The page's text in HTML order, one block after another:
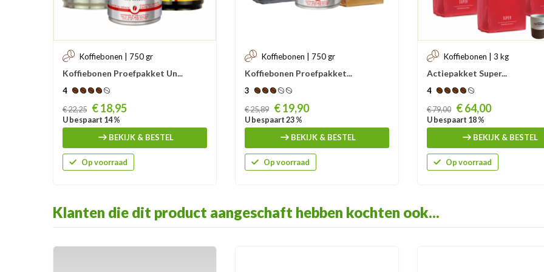
Koffiebonen | 750 gr
Koffiebonen Proefpakket Un...
4
Prijs
€ 22,25 € 18,95
U bespaart 14 %
BEKIJK & BESTEL
Op voorraad
Koffiebonen | 750 gr
Koffiebonen Proefpakket...
3
Prijs
€ 25,89 € 19,90
U bespaart 23 %
BEKIJK & BESTEL
Op voorraad
Koffiebonen | 3 kg
Actiepakket Super...
4
Prijs
€ 79,00 € 64,00
U bespaart 18 %
BEKIJK & BESTEL
Op voorraad
Klanten die dit product aangeschaft hebben kochten ook...